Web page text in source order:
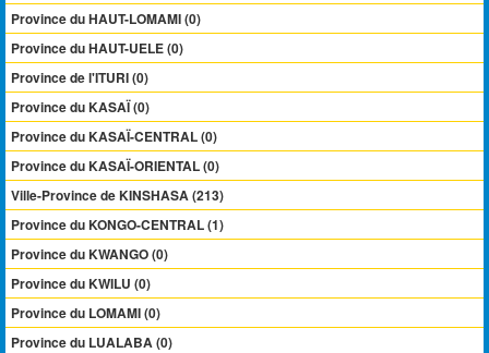
Province du HAUT-LOMAMI (0)
Province du HAUT-UELE (0)
Province de l'ITURI (0)
Province du KASAÏ (0)
Province du KASAÏ-CENTRAL (0)
Province du KASAÏ-ORIENTAL (0)
Ville-Province de KINSHASA (213)
Province du KONGO-CENTRAL (1)
Province du KWANGO (0)
Province du KWILU (0)
Province du LOMAMI (0)
Province du LUALABA (0)